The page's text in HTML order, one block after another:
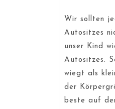
Wir sollten
Autositzes
unser Kind
Autositzes.
wiegt als
der
beste auf